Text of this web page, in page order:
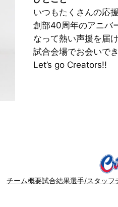
いつもたくさんの応
創部40周年のアニバ
なって熱い声援を届
試合会場でお会いで
Let’s go Creators!!
チーム概要試合結果選手/スタッフ